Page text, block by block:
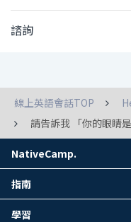
諮詢
線上英語會話TOP
請告訴我 「你的眼睛
NativeCamp.
指南
學習